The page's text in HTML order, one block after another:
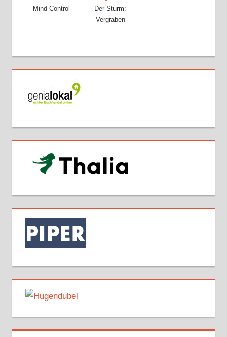
Mind Control
Der Sturm:
Vergraben